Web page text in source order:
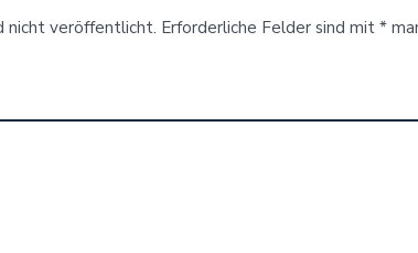
nicht veröffentlicht. Erforderliche Felder sind mit *